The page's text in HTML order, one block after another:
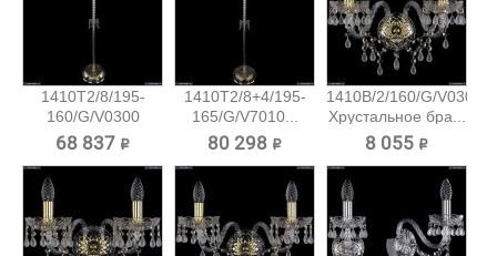
1410T2/8/195-
160/G/V0300
Хрустальный...
68 837 ₽
1410T2/8+4/195-
165/G/V7010...
80 298 ₽
1410B/2/160/G/V0300
Хрустальное бра...
8 055 ₽